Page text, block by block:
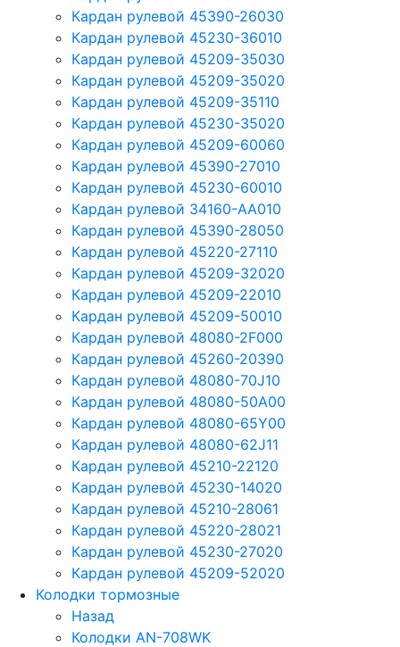
Кардан рулевой 45390-26030
Кардан рулевой 45230-36010
Кардан рулевой 45209-35030
Кардан рулевой 45209-35020
Кардан рулевой 45209-35110
Кардан рулевой 45230-35020
Кардан рулевой 45209-60060
Кардан рулевой 45390-27010
Кардан рулевой 45230-60010
Кардан рулевой 34160-AA010
Кардан рулевой 45390-28050
Кардан рулевой 45220-27110
Кардан рулевой 45209-32020
Кардан рулевой 45209-22010
Кардан рулевой 45209-50010
Кардан рулевой 48080-2F000
Кардан рулевой 45260-20390
Кардан рулевой 48080-70J10
Кардан рулевой 48080-50A00
Кардан рулевой 48080-65Y00
Кардан рулевой 48080-62J11
Кардан рулевой 45210-22120
Кардан рулевой 45230-14020
Кардан рулевой 45210-28061
Кардан рулевой 45220-28021
Кардан рулевой 45230-27020
Кардан рулевой 45209-52020
Колодки тормозные
Назад
Колодки AN-708WK